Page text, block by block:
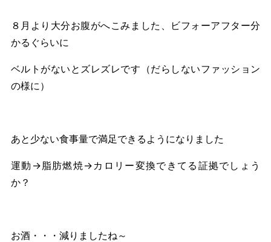
８月より大分お腹がへこみました、ビフォーアフター分
かるぐらいに
ベルトがないとズレズレです（だらしないファッション
の様に）
あと少ない食事量で満足できるようになりました
運動→脂肪燃焼→カロリー変換できてる証拠でしょう
か？
お酒・・・減りましたね～